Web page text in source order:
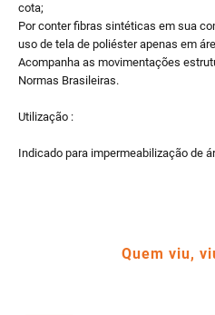
cota;
Por conter fibras sintéticas em sua
uso de tela de poliéster apenas em
Acompanha as movimentações
Normas Brasileiras.
Utilização :
Indicado para impermeabilização de
Quem viu,